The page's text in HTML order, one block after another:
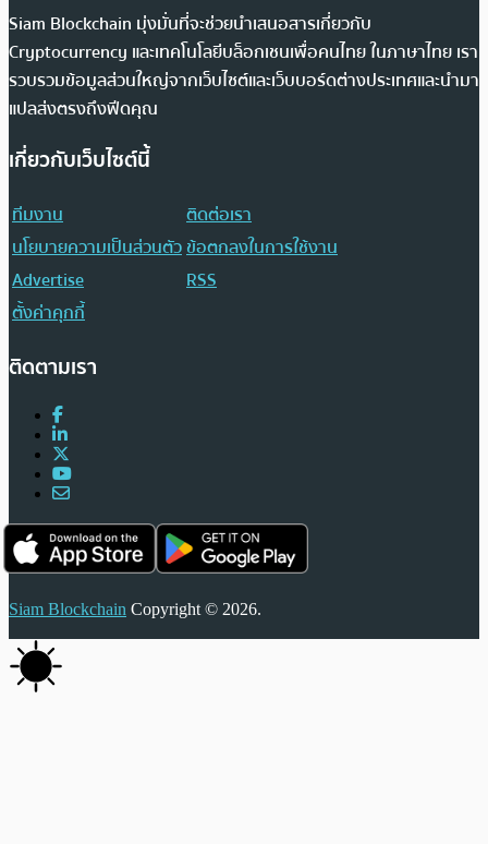
Siam Blockchain มุ่งมั่นที่จะช่วยนำเสนอสารเกี่ยวกับ
Cryptocurrency และเทคโนโลยีบล็อกเชนเพื่อคนไทย ในภาษาไทย เรา
รวบรวมข้อมูลส่วนใหญ่จากเว็บไซต์และเว็บบอร์ดต่างประเทศและนำมา
แปลส่งตรงถึงฟีดคุณ
เกี่ยวกับเว็บไซต์นี้
ทีมงาน
ติดต่อเรา
นโยบายความเป็นส่วนตัวข้อตกลงในการใช้งาน
Advertise
RSS
ตั้งค่าคุกกี้
ติดตามเรา
Siam Blockchain Copyright © 2026.